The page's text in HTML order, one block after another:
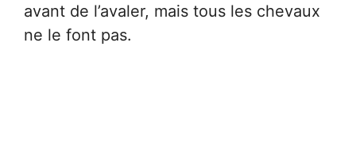
avant de l’avaler, mais tous les chevaux
ne le font pas.